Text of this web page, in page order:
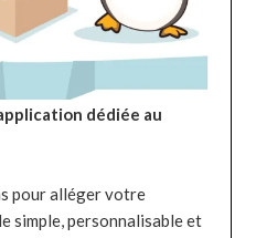
dédiée au
pour alléger votre
simple, personnalisable et